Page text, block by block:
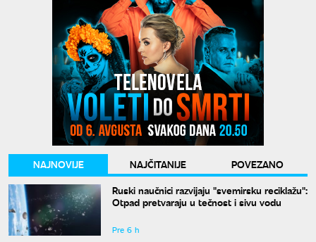
NAJNOVIJE NAJČITANIJE
POVEZANO
Ruski naučnici razvijaju "svemirsku reciklažu":
Otpad pretvaraju u tečnost i sivu vodu
Pre 6 h